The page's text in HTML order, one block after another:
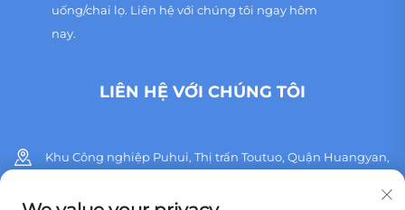
uống/chai lọ. Liên hệ với chúng tôi ngay hôm
nay.
LIÊN HỆ VỚI CHÚNG TÔI
Khu Công nghiệp Puhui, Thị trấn Toutuo, Quận Huangyan,